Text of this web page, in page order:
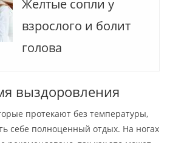
Желтые сопли у
взрослого и болит
голова
выздоровления
протекают без температуры,
себе полноценный отдых. На ногах